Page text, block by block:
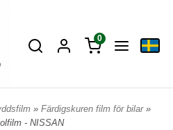
0
» Färdigskuren film för bilar »
- NISSAN